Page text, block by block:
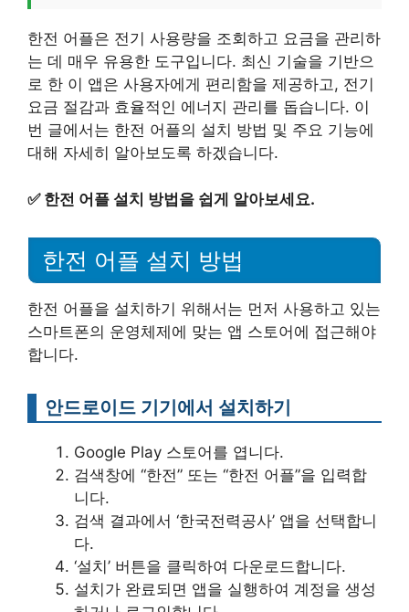
한전 어플은 전기 사용량을 조회하고 요금을 관리하
는 데 매우 유용한 도구입니다. 최신 기술을 기반으
로 한 이 앱은 사용자에게 편리함을 제공하고, 전기
요금 절감과 효율적인 에너지 관리를 돕습니다. 이
번 글에서는 한전 어플의 설치 방법 및 주요 기능에
대해 자세히 알아보도록 하겠습니다.
✅ 한전 어플 설치 방법을 쉽게 알아보세요.
한전 어플 설치 방법
한전 어플을 설치하기 위해서는 먼저 사용하고 있는
스마트폰의 운영체제에 맞는 앱 스토어에 접근해야
합니다.
안드로이드 기기에서 설치하기
Google Play 스토어를 엽니다.
검색창에 “한전” 또는 “한전 어플”을 입력합
니다.
검색 결과에서 ‘한국전력공사’ 앱을 선택합니
다.
‘설치’ 버튼을 클릭하여 다운로드합니다.
설치가 완료되면 앱을 실행하여 계정을 생성